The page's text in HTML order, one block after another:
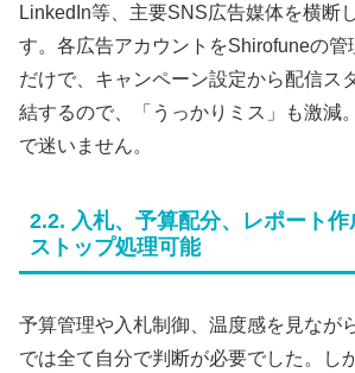
LinkedIn等、主要SNS広告媒体を横断
す。各広告アカウントをShirofuneの管
だけで、キャンペーン設定から配信ス
結するので、「うっかりミス」も激減
で迷いません。
2.2. 入札、予算配分、レポート
ストップ処理可能
予算管理や入札制御、温度感を見な
では全て自分で判断が必要でした。し